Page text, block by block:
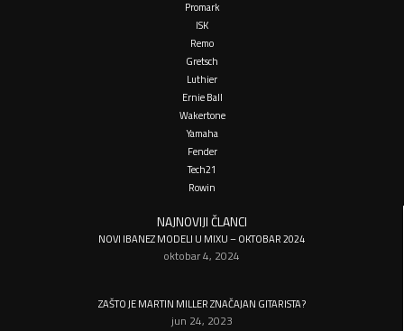
Promark
ISK
Remo
Gretsch
Luthier
Ernie Ball
Wakertone
Yamaha
Fender
Tech21
Rowin
NAJNOVIJI ČLANCI
NOVI IBANEZ MODELI U MIXU – OKTOBAR 2024
oktobar 4, 2024
ZAŠTO JE MARTIN MILLER ZNAČAJAN GITARISTA?
jun 24, 2023